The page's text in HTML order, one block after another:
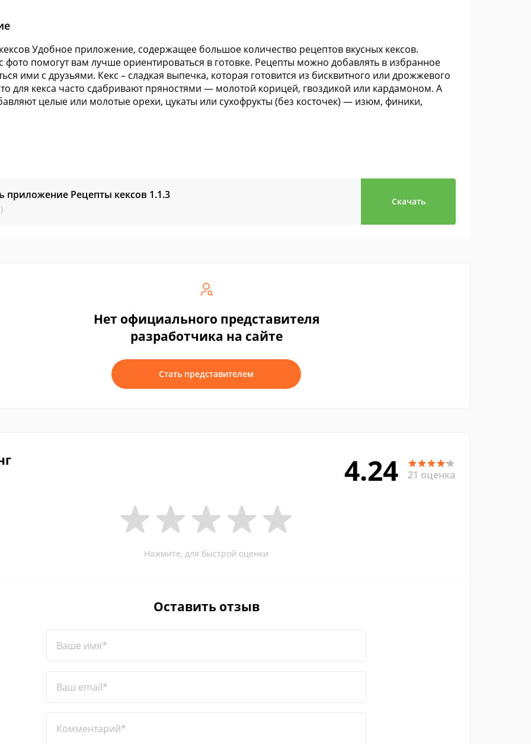
Удобное приложение, содержащее большое количество рецептов вкусных кексов.
фото помогут вам лучше ориентироваться в готовке. Рецепты можно добавлять в избранное
ими с друзьями. Кекс – сладкая выпечка, которая готовится из бисквитного или дрожжевого
для кекса часто сдабривают пряностями — молотой корицей, гвоздикой или кардамоном. А
целые или молотые орехи, цукаты или сухофрукты (без косточек) — изюм, финики,
приложение Рецепты кексов 1.1.3
Скачать
Нет официального представителя
разработчика на сайте
Стать представителем
4.24 21 оценка
Нажмите, для быстрой оценки
Оставить отзыв
Ваше имя*
Ваш email*
Комментарий*